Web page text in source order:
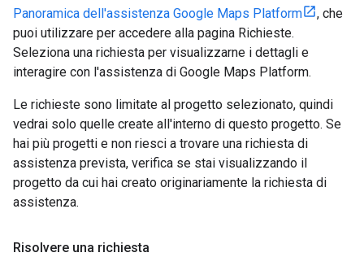
Panoramica dell'assistenza Google Maps Platform
, che
puoi utilizzare per accedere alla pagina Richieste.
Seleziona una richiesta per visualizzarne i dettagli e
interagire con l'assistenza di Google Maps Platform.
Le richieste sono limitate al progetto selezionato, quindi
vedrai solo quelle create all'interno di questo progetto. Se
hai più progetti e non riesci a trovare una richiesta di
assistenza prevista, verifica se stai visualizzando il
progetto da cui hai creato originariamente la richiesta di
assistenza.
Risolvere una richiesta